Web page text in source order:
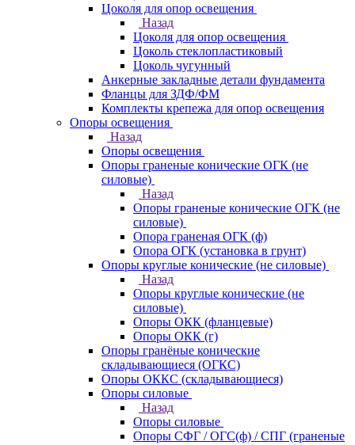
Цоколя для опор освещения
Назад
Цоколя для опор освещения
Цоколь стеклопластиковый
Цоколь чугунный
Анкерные закладные детали фундамента
Фланцы для ЗДФ/ФМ
Комплекты крепежа для опор освещения
Опоры освещения
Назад
Опоры освещения
Опоры граненые конические ОГК (не
силовые)
Назад
Опоры граненые конические ОГК (не
силовые)
Опора граненая ОГК (ф)
Опора ОГК (установка в грунт)
Опоры круглые конические (не силовые)
Назад
Опоры круглые конические (не
силовые)
Опоры ОКК (фланцевые)
Опоры ОКК (г)
Опоры гранёные конические
складывающиеся (ОГКС)
Опоры ОККС (складывающиеся)
Опоры силовые
Назад
Опоры силовые
Опоры СФГ / ОГС(ф) / СПГ (граненые